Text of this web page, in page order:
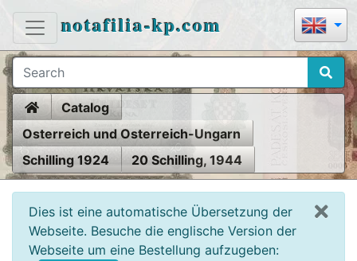
notafilia-kp.com
HomeCatalog
Osterreich und Osterreich-Ungarn
Schilling 1924
20 Schilling, 1944
Dies ist eine automatische Übersetzung der
Webseite. Besuche die englische Version der
Webseite um eine Bestellung aufzugeben: